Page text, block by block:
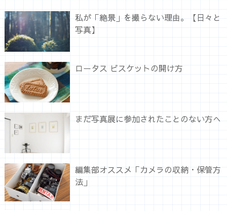
私が「絶景」を撮らない理由。【日々と
写真】
ロータス ビスケットの開け方
まだ写真展に参加されたことのない方へ
編集部オススメ「カメラの収納・保管方
法」